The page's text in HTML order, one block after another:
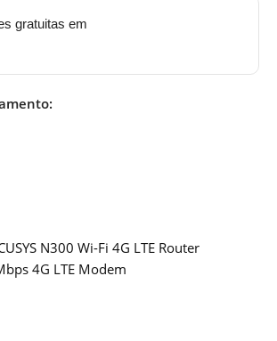
gratuitas em
N300 Wi-Fi 4G LTE Router
4G LTE Modem